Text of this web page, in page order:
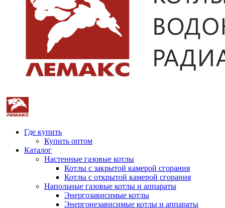
Где купить
Купить оптом
Каталог
Настенные газовые котлы
Котлы с закрытой камерой сгорания
Котлы с открытой камерой сгорания
Напольные газовые котлы и аппараты
Энергозависимые котлы
Энергонезависимые котлы и аппараты